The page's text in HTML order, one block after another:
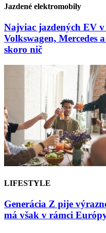
Jazdené elektromobily
Najviac jazdených EV
Volkswagen, Mercedes
skoro nič
LIFESTYLE
Generácia Z pije
má však v rámci